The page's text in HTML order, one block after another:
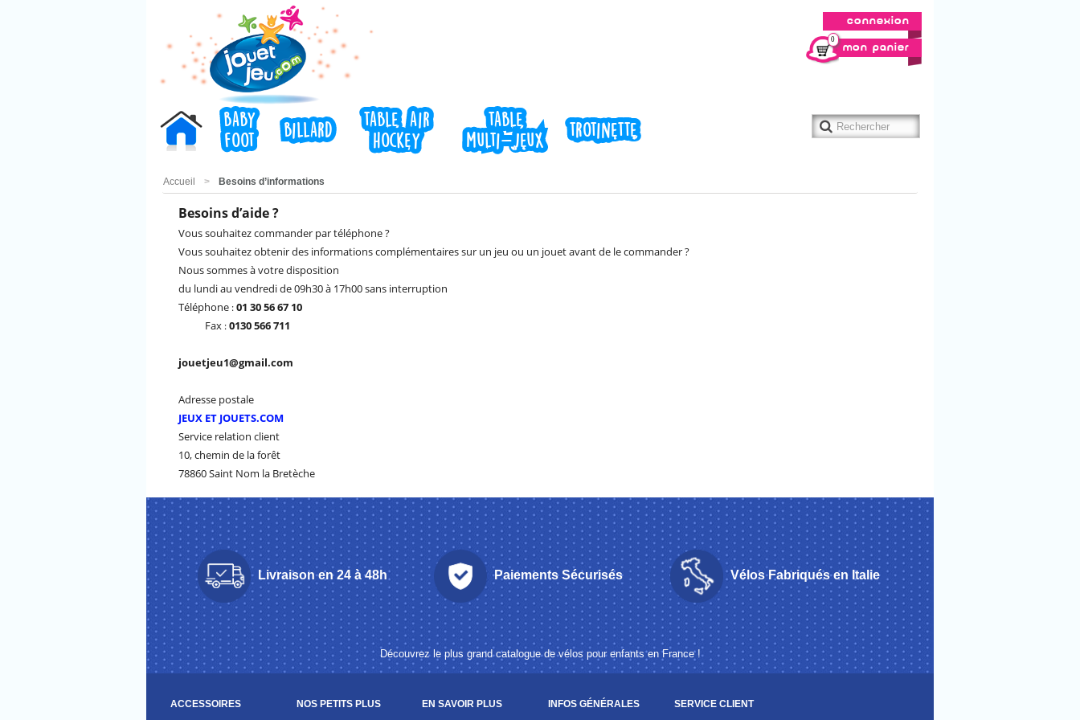
connexion
0
mon panier
ACCUEIL
baby
foot
baby
foot
billard
billard
table air
hockey
table air
hockey
table
multi-jeux
table
multi-jeux
trotinette
trotinette
Accueil > Besoins d’informations
Besoins d’aide ?
Vous souhaitez commander par téléphone ?
Vous souhaitez obtenir des informations complémentaires sur un jeu ou un jouet avant de le commander ?
Nous sommes à votre disposition
du lundi au vendredi de 09h30 à 17h00 sans interruption
Téléphone :01 30 56 67 10
Fax :0130 566 711
jouetjeu1@gmail.com
Adresse postale
JEUX ET JOUETS.COM
Service relation client
10, chemin de la forêt
78860 Saint Nom la Bretèche
Livraison en 24 à 48h Paiements Sécurisés Vélos Fabriqués en Italie
Découvrez le plus grand catalogue de vélos pour enfants en France !
ACCESSOIRES NOS PETITS PLUS EN SAVOIR PLUS INFOS GÉNÉRALES SERVICE CLIENT